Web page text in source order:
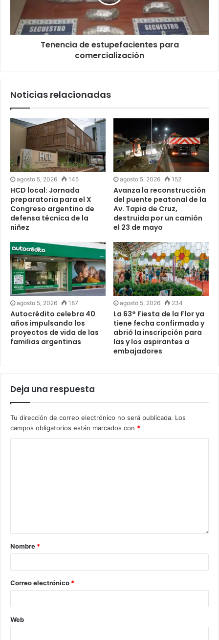
Tenencia de estupefacientes para
comercialización
Noticias relacionadas
agosto 5, 2026 145
HCD local: Jornada
preparatoria para el X
Congreso argentino de
defensa técnica de la
niñez
agosto 5, 2026 152
Avanza la reconstrucción
del puente peatonal de la
Av. Tapia de Cruz,
destruida por un camión
el 23 de mayo
agosto 5, 2026 187
Autocrédito celebra 40
años impulsando los
proyectos de vida de las
familias argentinas
agosto 5, 2026 234
La 63° Fiesta de la Flor ya
tiene fecha confirmada y
abrió la inscripción para
las y los aspirantes a
embajadores
Deja una respuesta
Tu dirección de correo electrónico no será publicada. Los
campos obligatorios están marcados con *
Nombre *
Correo electrónico *
Web